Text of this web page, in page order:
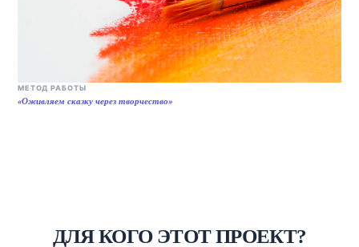
МЕТОД РАБОТЫ
«Оживляем сказку через творчество»
ДЛЯ КОГО ЭТОТ ПРОЕКТ?